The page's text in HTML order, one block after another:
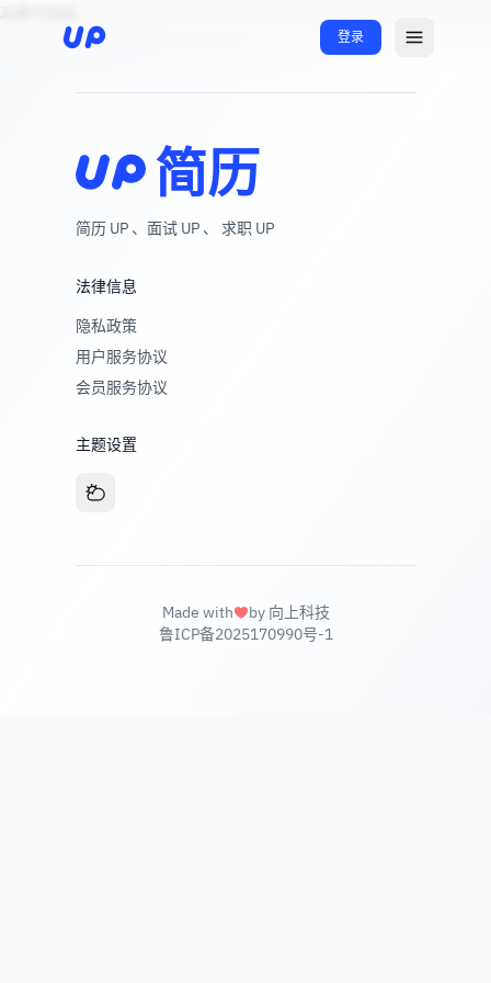
登录
简历
简历 UP 、面试 UP 、 求职 UP
法律信息
隐私政策
用户服务协议
会员服务协议
主题设置
Made with
by 向上科技
鲁ICP备2025170990号-1